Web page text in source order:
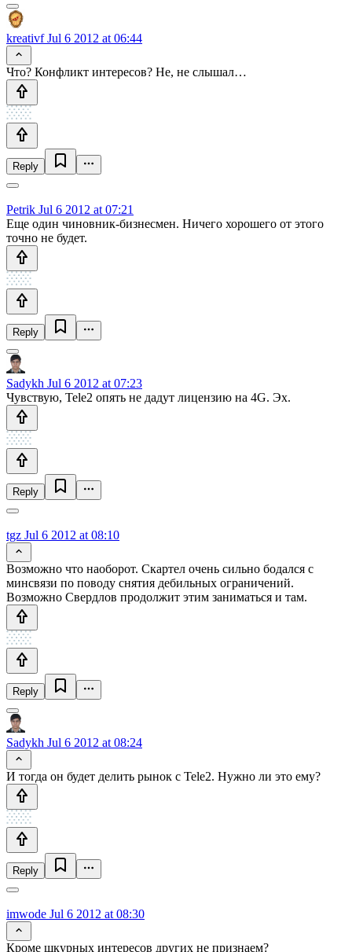
kreativfJul 6 2012 at 06:44
Что? Конфликт интересов? Не, не слышал…
Reply
Petrik Jul 6 2012 at 07:21
Еще один чиновник-бизнесмен. Ничего хорошего от этого
точно не будет.
Reply
Sadykh Jul 6 2012 at 07:23
Чувствую, Tele2 опять не дадут лицензию на 4G. Эх.
Reply
tgz Jul 6 2012 at 08:10
Возможно что наоборот. Скартел очень сильно бодался с
минсвязи по поводу снятия дебильных ограничений.
Возможно Свердлов продолжит этим заниматься и там.
Reply
Sadykh Jul 6 2012 at 08:24
И тогда он будет делить рынок с Tele2. Нужно ли это ему?
Reply
imwode Jul 6 2012 at 08:30
Кроме шкурных интересов других не признаем?